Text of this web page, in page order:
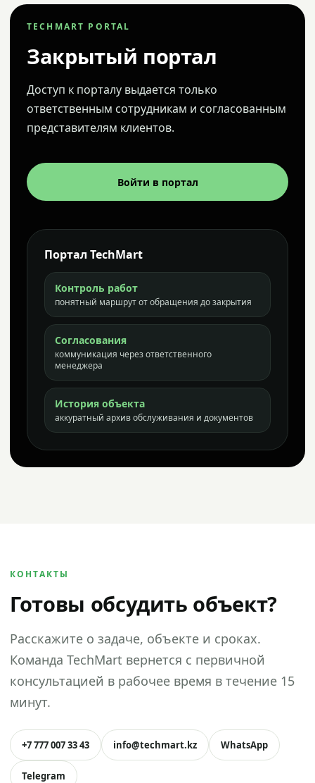
TECHMART PORTAL
Закрытый портал
Доступ к порталу выдается только
ответственным сотрудникам и согласованным
представителям клиентов.
Войти в портал
Портал TechMart
Контроль работ
понятный маршрут от обращения до закрытия
Согласования
коммуникация через ответственного
менеджера
История объекта
аккуратный архив обслуживания и документов
КОНТАКТЫ
Готовы обсудить объект?
Расскажите о задаче, объекте и сроках.
Команда TechMart вернется с первичной
консультацией в рабочее время в течение 15
минут.
+7 777 007 33 43 info@techmart.kz WhatsApp
Telegram